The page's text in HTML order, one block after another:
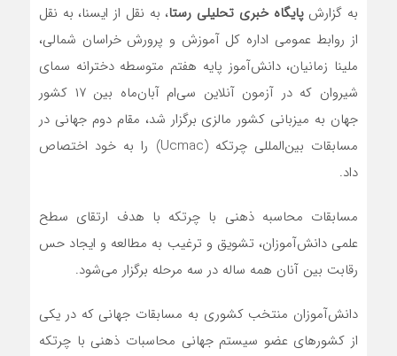
به گزارشپایگاه خبری تحلیلی رستا، به نقل از ایسنا، به نقل
از روابط عمومی اداره کل آموزش و پرورش خراسان شمالی،
ملینا زمانیان، دانش‌آموز پایه هفتم متوسطه دخترانه سمای
شیروان که در آزمون آنلاین سی‌ام آبان‌ماه بین ۱۷ کشور
جهان به میزبانی کشور مالزی برگزار شد، مقام دوم جهانی در
مسابقات بین‌المللی چرتکه (Ucmac) را به خود اختصاص
داد.
مسابقات محاسبه ذهنی با چرتکه با هدف ارتقای سطح
علمی دانش‌آموزان، تشویق و ترغیب به مطالعه و ایجاد حس
رقابت بین آنان همه ساله در سه مرحله برگزار می‌شود.
دانش‌آموزان منتخب کشوری به مسابقات جهانی که در یکی
از کشورهای عضو سیستم جهانی محاسبات ذهنی با چرتکه